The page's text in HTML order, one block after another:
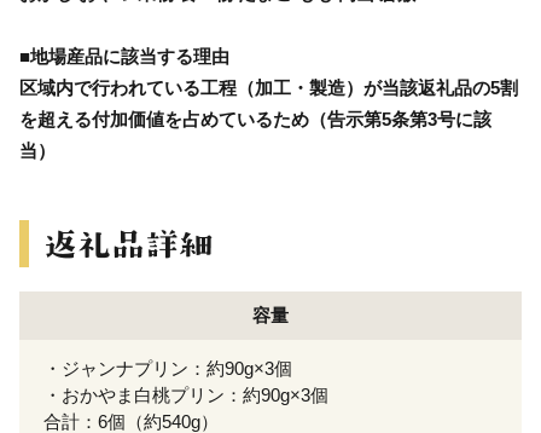
■地場産品に該当する理由
区域内で行われている工程（加工・製造）が当該返礼品の5割
を超える付加価値を占めているため（告示第5条第3号に該
当）
容量
・ジャンナプリン：約90g×3個
・おかやま白桃プリン：約90g×3個
合計：6個（約540g）